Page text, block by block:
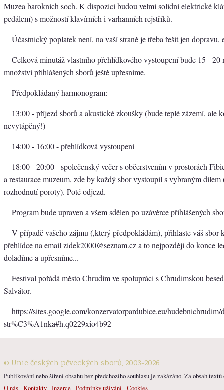
Muzea barokních soch. K dispozici budou velmi solidní elektrické
pedálem) s možností klavírních i varhanních rejstříků.
Účastnický poplatek není, na vaší straně je třeba řešit jen dopravu,
Celková minutáž vlastního přehlídkového vystoupení bude 15 - 20
množství přihlášených sborů ještě upřesníme.
Předpokládaný harmonogram:
13:00 - příjezd sborů a akustické zkoušky (bude teplé zázemí, ale
nevytápěný!)
14:00 - 16:00 - přehlídková vystoupení
18:00 - 20:00 - společenský večer s občerstvením v prostorách
a restaurace muzeum, zde by každý sbor vystoupil s vybraným dílem
rozhodnutí poroty). Poté odjezd.
Program bude upraven a všem sdělen po uzávěrce přihlášených
V případě vašeho zájmu (,který předpokládám), přihlaste váš sbor
přehlídce na email zidek2000@seznam.cz a to nejpozději do konce
doladíme a upřesníme...
Festival pořádá město Chrudim ve spolupráci s Chrudimskou
Salvátor.
https://sites.google.com/konzervatorpardubice.eu/
str%C3%A1nka#h.q0229xio4b92
© Unie českých pěveckých sborů, 2003-2026
Publikování nebo šíření obsahu bez předchozího souhlasu je zakázáno. Za obsah
O nás Kontakty Inzerce Podmínky užívání Cookies